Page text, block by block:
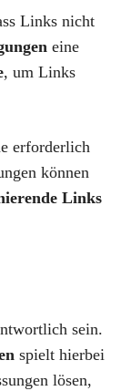
Links nicht
eine
, um Links
erforderlich
können
Links
sein.
spielt hierbei
lösen,